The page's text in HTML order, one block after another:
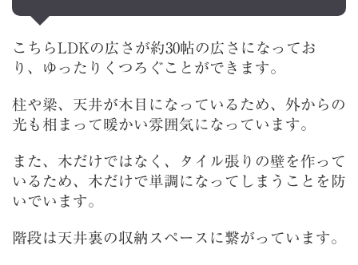
こち らLDKの広さが約30帖の広さになってお
り、ゆったりくつろぐことができます。
柱や梁、天井が木目になっているため、外からの
光も相まって暖かい雰囲気になっています。
また、木だけではなく、タイル張りの壁を作って
いるため、木だけで単調になってしまうことを防
いでいます。
階段は天井裏の収納スペースに繋がっています。